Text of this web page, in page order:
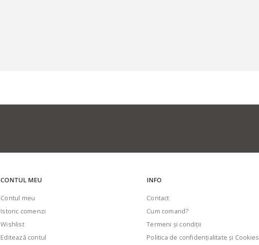
CONTUL MEU
Contul meu
Istoric comenzi
Wishlist
Editează contul
INFO
Contact
Cum comand?
Termeni şi condiţii
Politica de confidenţialitate şi Cookies